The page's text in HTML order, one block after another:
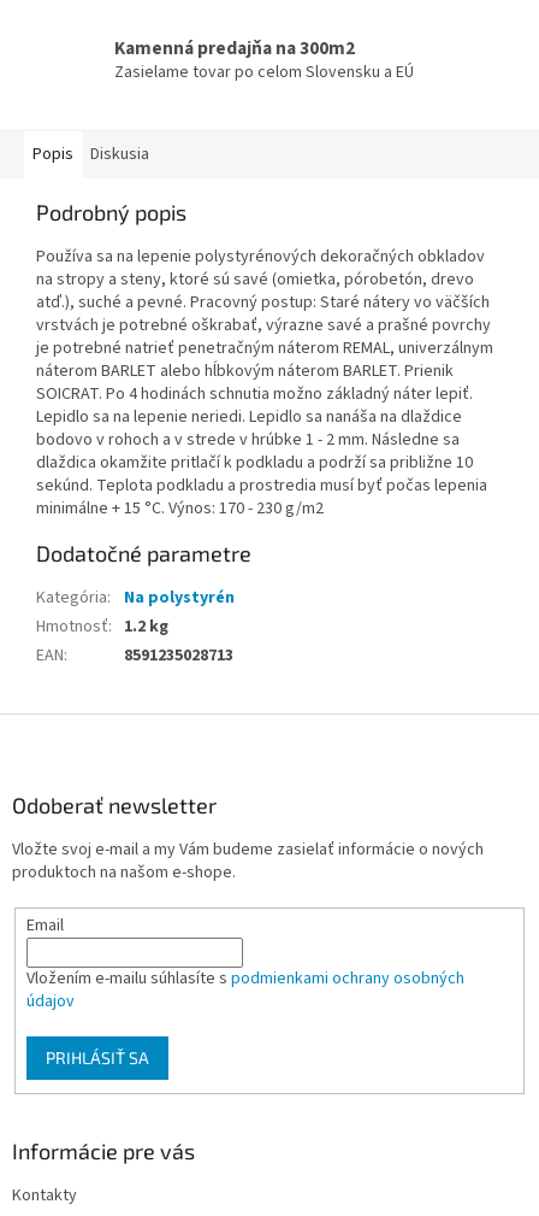
Kamenná predajňa na 300m2
Zasielame tovar po celom Slovensku a EÚ
Popis Diskusia
Podrobný popis
Používa sa na lepenie polystyrénových dekoračných obkladov
na stropy a steny, ktoré sú savé (omietka, pórobetón, drevo
atď.), suché a pevné. Pracovný postup: Staré nátery vo väčších
vrstvách je potrebné oškrabať, výrazne savé a prašné povrchy
je potrebné natrieť penetračným náterom REMAL, univerzálnym
náterom BARLET alebo hĺbkovým náterom BARLET. Prienik
SOICRAT. Po 4 hodinách schnutia možno základný náter lepiť.
Lepidlo sa na lepenie neriedi. Lepidlo sa nanáša na dlaždice
bodovo v rohoch a v strede v hrúbke 1 - 2 mm. Následne sa
dlaždica okamžite pritlačí k podkladu a podrží sa približne 10
sekúnd. Teplota podkladu a prostredia musí byť počas lepenia
minimálne + 15 °C. Výnos: 170 - 230 g/m2
Dodatočné parametre
Kategória:
Na polystyrén
Hmotnosť: 1.2 kg
EAN: 8591235028713
Odoberať newsletter
Vložte svoj e-mail a my Vám budeme zasielať informácie o nových
produktoch na našom e-shope.
Email
Vložením e-mailu súhlasíte s podmienkami ochrany osobných
údajov
PRIHLÁSIŤ SA
Informácie pre vás
Kontakty